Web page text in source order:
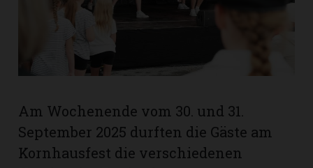
Am Wochenende vom 30. und 31.
September 2025 durften die Gäste am
Kornhausfest die verschiedenen